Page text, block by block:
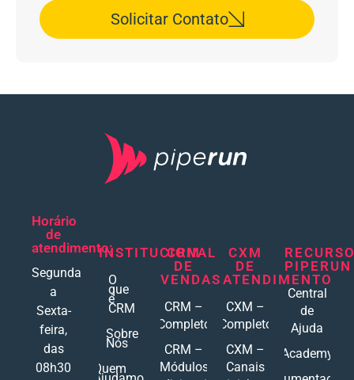
Solicitar Contato
Horário
de
atendimento:
Segunda
a
Sexta-
feira,
das
08h30
INSTITUCIONAL
O
que
é
CRM
Sobre
Nós
Quem
CRM
DE
VENDAS
CRM –
Completo
CRM –
Módulos
CXM
DE
ATENDIMENTO
CXM –
Completo
CXM –
Canais
PIPERUN
Central
de
Ajuda
Academy